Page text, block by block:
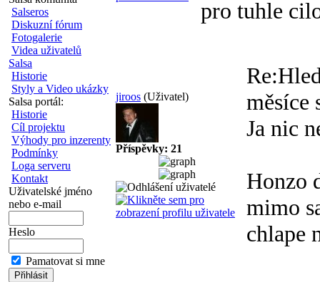
Salseros
Diskuzní fórum
Fotogalerie
Videa uživatelů
Salsa
Historie
Styly a Video ukázky
Salsa portál:
Historie
Cíl projektu
Výhody pro inzerenty
Podmínky
Loga serveru
Kontakt
Uživatelské jméno
nebo e-mail
Heslo
Pamatovat si mne
pro tuhle
jiroos (Uživatel)
Příspěvky: 21
měsíce
Ja nic
Honzo
mimo
chlape